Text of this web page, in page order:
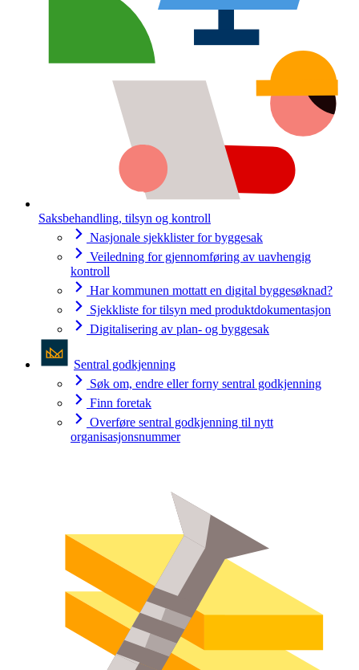
Saksbehandling, tilsyn og kontroll
Nasjonale sjekklister for byggesak
Veiledning for gjennomføring av uavhengig
kontroll
Har kommunen mottatt en digital byggesøknad?
Sjekkliste for tilsyn med produktdokumentasjon
Digitalisering av plan- og byggesak
Sentral godkjenning
Søk om, endre eller forny sentral godkjenning
Finn foretak
Overføre sentral godkjenning til nytt
organisasjonsnummer